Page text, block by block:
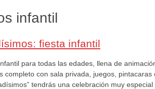
infantil
fiesta infantil
para todas las edades, llena de
completo con sala privada, juegos, pintacaras
tendrás una celebración muy